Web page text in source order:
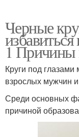
Черные
1 Причины
Круги под глазами
взрослых мужчин
Среди основных
причиной